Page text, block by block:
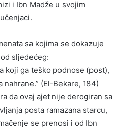
i Ibn Madže u svojim
sa kojima se dokazuje
sljedećeg:
koji ga teško podnose (post),
(El-Bekare, 184)
da ovaj ajet nije derogiran sa
posta ramazana starcu,
se prenosi i od Ibn